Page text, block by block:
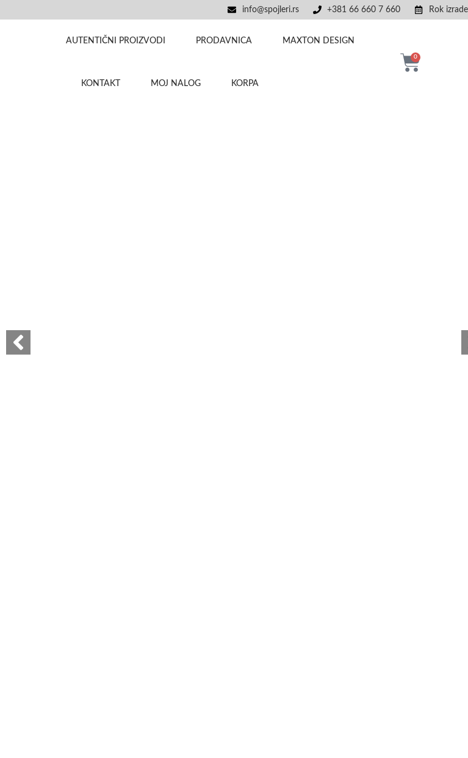
info@spojleri.rs +381 66 660 7 660 Rok
AUTENTIČNI PROIZVODI PRODAVNICA MAXTON DESIGN
KONTAKT MOJ NALOG KORPA
0